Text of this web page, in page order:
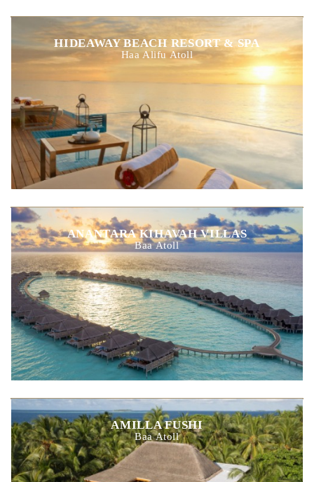
HIDEAWAY BEACH RESORT & SPA
Haa Alifu Atoll
ANANTARA KIHAVAH VILLAS
Baa Atoll
AMILLA FUSHI
Baa Atoll